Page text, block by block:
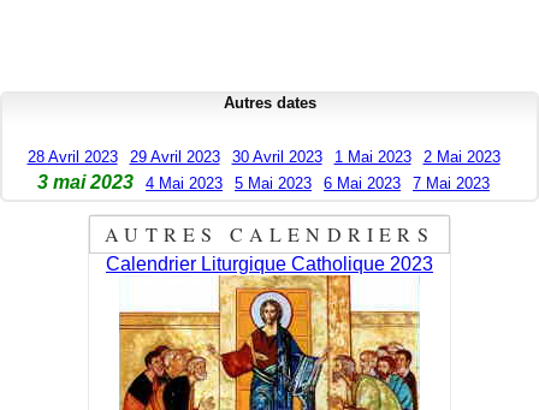
Autres dates
28 Avril 2023 29 Avril 2023 30 Avril 2023 1 Mai 2023 2 Mai 2023
3 mai 2023 4 Mai 2023 5 Mai 2023 6 Mai 2023 7 Mai 2023
AUTRES CALENDRIERS
Calendrier Liturgique Catholique 2023